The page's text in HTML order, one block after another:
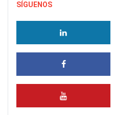
SÍGUENOS